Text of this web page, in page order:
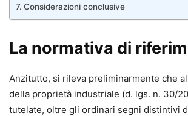
Considerazioni conclusive
La normativa di
Anzitutto, si rileva preliminarmente che
della proprietà industriale (d. lgs. n. 30/
tutelate, oltre gli ordinari segni distintivi